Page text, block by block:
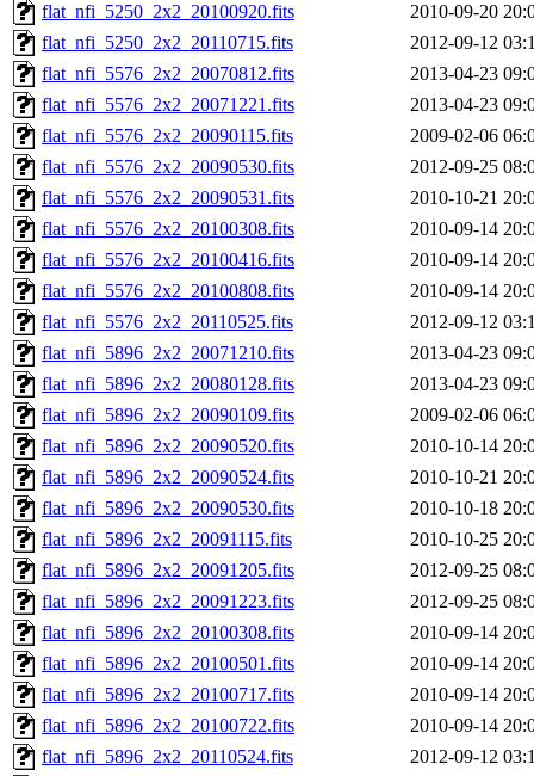
flat_nfi_5250_2x2_20100920.fits
2010-09-20
flat_nfi_5250_2x2_20110715.fits
2012-09-12
flat_nfi_5576_2x2_20070812.fits
2013-04-23
flat_nfi_5576_2x2_20071221.fits
2013-04-23
flat_nfi_5576_2x2_20090115.fits
2009-02-06
flat_nfi_5576_2x2_20090530.fits
2012-09-25
flat_nfi_5576_2x2_20090531.fits
2010-10-21
flat_nfi_5576_2x2_20100308.fits
2010-09-14
flat_nfi_5576_2x2_20100416.fits
2010-09-14
flat_nfi_5576_2x2_20100808.fits
2010-09-14
flat_nfi_5576_2x2_20110525.fits
2012-09-12
flat_nfi_5896_2x2_20071210.fits
2013-04-23
flat_nfi_5896_2x2_20080128.fits
2013-04-23
flat_nfi_5896_2x2_20090109.fits
2009-02-06
flat_nfi_5896_2x2_20090520.fits
2010-10-14
flat_nfi_5896_2x2_20090524.fits
2010-10-21
flat_nfi_5896_2x2_20090530.fits
2010-10-18
flat_nfi_5896_2x2_20091115.fits
2010-10-25
flat_nfi_5896_2x2_20091205.fits
2012-09-25
flat_nfi_5896_2x2_20091223.fits
2012-09-25
flat_nfi_5896_2x2_20100308.fits
2010-09-14
flat_nfi_5896_2x2_20100501.fits
2010-09-14
flat_nfi_5896_2x2_20100717.fits
2010-09-14
flat_nfi_5896_2x2_20100722.fits
2010-09-14
flat_nfi_5896_2x2_20110524.fits
2012-09-12